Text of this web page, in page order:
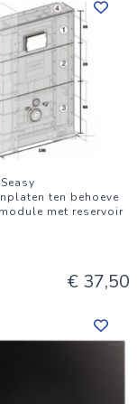
ten behoeve
met reservoir
€ 37,50